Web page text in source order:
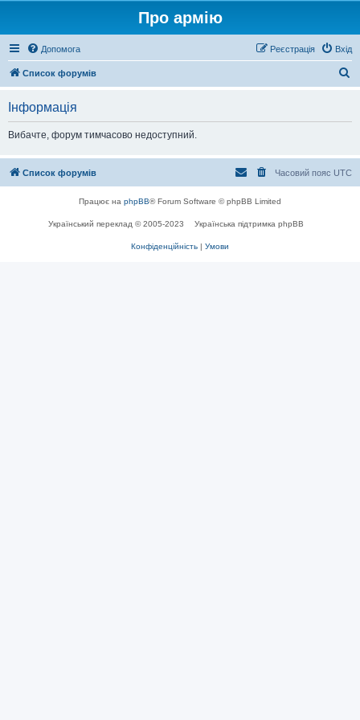
Про армію
Допомога Вхід
Реєстрація
Список форумів
Інформація
Вибачте, форум тимчасово недоступний.
Список форумів Часовий пояс UTC
Працює на phpBB® Forum Software © phpBB Limited
Український переклад © 2005-2023 Українська підтримка phpBB
Конфіденційність | Умови